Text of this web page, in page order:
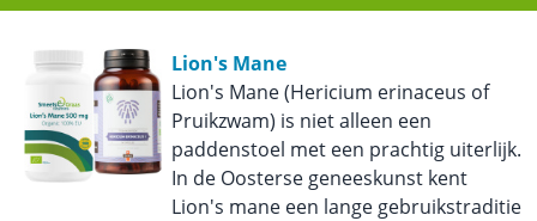
Lion's Mane
Lion's Mane (Hericium erinaceus of
Pruikzwam) is niet alleen een
paddenstoel met een prachtig uiterlijk.
In de Oosterse geneeskunst kent
Lion's mane een lange gebruikstraditie